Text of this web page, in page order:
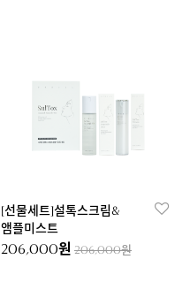
[선물세트]설톡스크림&
앰플미스트
206,000원 206,000원